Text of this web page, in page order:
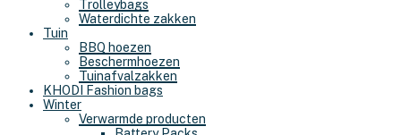
Trolleybags
Waterdichte zakken
Tuin
BBQ hoezen
Beschermhoezen
Tuinafvalzakken
KHODI Fashion bags
Winter
Verwarmde producten